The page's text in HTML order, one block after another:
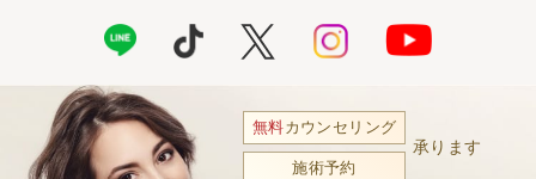
無料カウンセリング
施術予約
承ります